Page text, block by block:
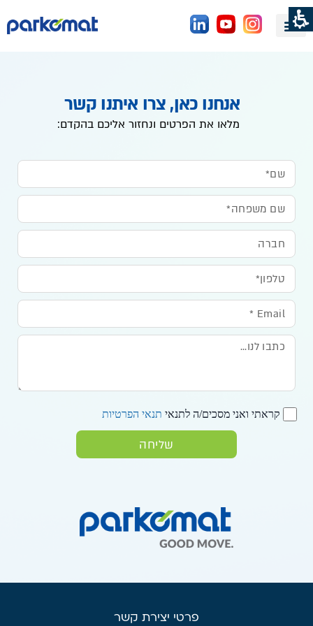
H1
פרקומט
אנחנו כאן, צרו איתנו קשר
מלאו את הפרטים ונחזור אליכם בהקדם:
קראתי ואני מסכים/ה לתנאי תנאי הפרטיות
שליחה
פרטי יצירת קשר